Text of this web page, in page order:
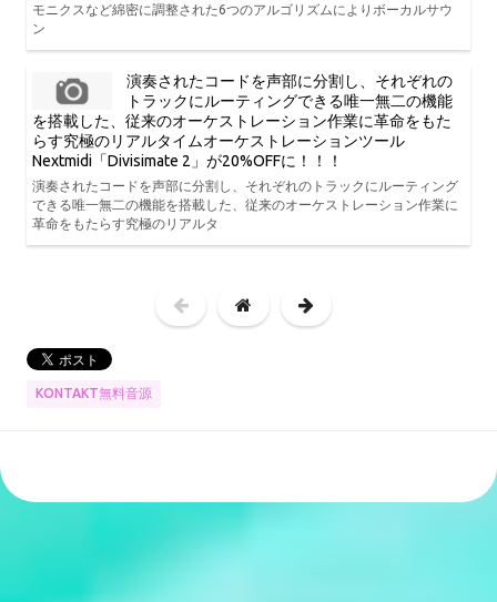
モニクスなど綿密に調整された6つのアルゴリズムによりボーカルサウ
ン
演奏されたコードを声部に分割し、それぞれの
トラックにルーティングできる唯一無二の機能
を搭載した、従来のオーケストレーション作業に革命をもた
らす究極のリアルタイムオーケストレーションツール
Nextmidi「Divisimate 2」が20%OFFに！！！
演奏されたコードを声部に分割し、それぞれのトラックにルーティング
できる唯一無二の機能を搭載した、従来のオーケストレーション作業に
革命をもたらす究極のリアルタ
KONTAKT無料音源